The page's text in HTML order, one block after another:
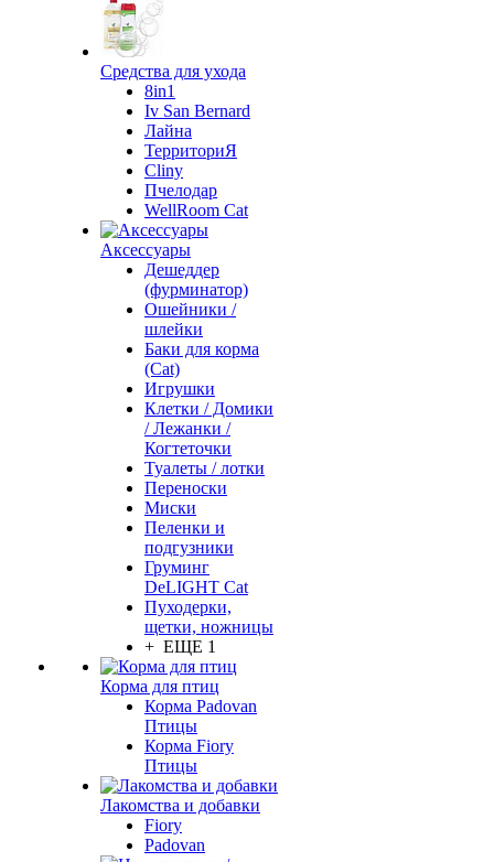
Средства для ухода
8in1
Iv San Bernard
Лайна
ТерриториЯ
Cliny
Пчелодар
WellRoom Cat
Аксессуары
Дешеддер
(фурминатор)
Ошейники /
шлейки
Баки для корма
(Cat)
Игрушки
Клетки / Домики
/ Лежанки /
Когтеточки
Туалеты / лотки
Переноски
Миски
Пеленки и
подгузники
Груминг
DeLIGHT Cat
Пуходерки,
щетки, ножницы
+ ЕЩЕ 1
Корма для птиц
Корма Padovan
Птицы
Корма Fiory
Птицы
Лакомства и добавки
Fiory
Padovan